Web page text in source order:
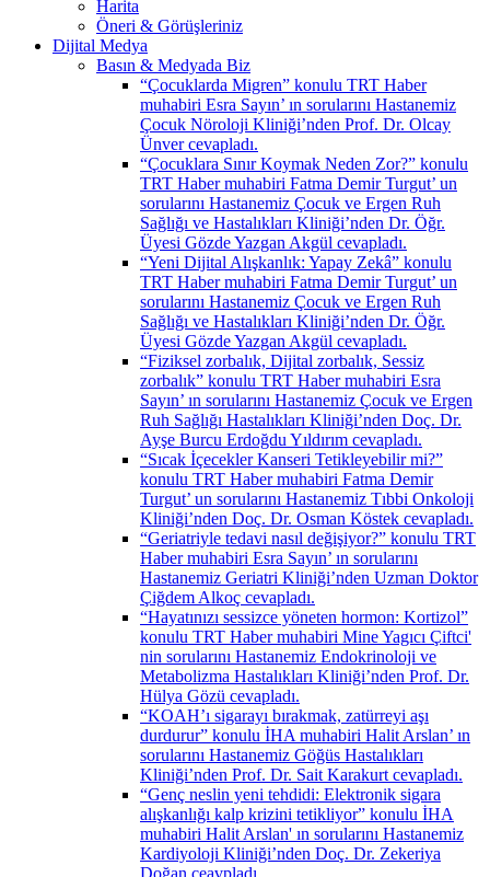
Harita
Öneri & Görüşleriniz
Dijital Medya
Basın & Medyada Biz
“Çocuklarda Migren” konulu TRT Haber
muhabiri Esra Sayın’ ın sorularını Hastanemiz
Çocuk Nöroloji Kliniği’nden Prof. Dr. Olcay
Ünver cevapladı.
“Çocuklara Sınır Koymak Neden Zor?” konulu
TRT Haber muhabiri Fatma Demir Turgut’ un
sorularını Hastanemiz Çocuk ve Ergen Ruh
Sağlığı ve Hastalıkları Kliniği’nden Dr. Öğr.
Üyesi Gözde Yazgan Akgül cevapladı.
“Yeni Dijital Alışkanlık: Yapay Zekâ” konulu
TRT Haber muhabiri Fatma Demir Turgut’ un
sorularını Hastanemiz Çocuk ve Ergen Ruh
Sağlığı ve Hastalıkları Kliniği’nden Dr. Öğr.
Üyesi Gözde Yazgan Akgül cevapladı.
“Fiziksel zorbalık, Dijital zorbalık, Sessiz
zorbalık” konulu TRT Haber muhabiri Esra
Sayın’ ın sorularını Hastanemiz Çocuk ve Ergen
Ruh Sağlığı Hastalıkları Kliniği’nden Doç. Dr.
Ayşe Burcu Erdoğdu Yıldırım cevapladı.
“Sıcak İçecekler Kanseri Tetikleyebilir mi?”
konulu TRT Haber muhabiri Fatma Demir
Turgut’ un sorularını Hastanemiz Tıbbi Onkoloji
Kliniği’nden Doç. Dr. Osman Köstek cevapladı.
“Geriatriyle tedavi nasıl değişiyor?” konulu TRT
Haber muhabiri Esra Sayın’ ın sorularını
Hastanemiz Geriatri Kliniği’nden Uzman Doktor
Çiğdem Alkoç cevapladı.
“Hayatınızı sessizce yöneten hormon: Kortizol”
konulu TRT Haber muhabiri Mine Yagıcı Çiftci'
nin sorularını Hastanemiz Endokrinoloji ve
Metabolizma Hastalıkları Kliniği’nden Prof. Dr.
Hülya Gözü cevapladı.
“KOAH’ı sigarayı bırakmak, zatürreyi aşı
durdurur” konulu İHA muhabiri Halit Arslan’ ın
sorularını Hastanemiz Göğüs Hastalıkları
Kliniği’nden Prof. Dr. Sait Karakurt cevapladı.
“Genç neslin yeni tehdidi: Elektronik sigara
alışkanlığı kalp krizini tetikliyor” konulu İHA
muhabiri Halit Arslan' ın sorularını Hastanemiz
Kardiyoloji Kliniği’nden Doç. Dr. Zekeriya
Doğan ceavpladı.